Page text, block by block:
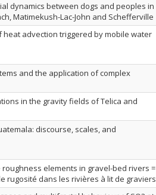
dynamics between dogs and peoples in
Matimekush-Lac-John and Schefferville
heat advection triggered by mobile water
and the application of complex
in the gravity fields of Telica and
discourse, scales, and
elements in gravel-bed rivers =
rugosité dans les rivières à lit de graviers